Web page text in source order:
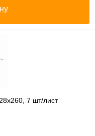
7 шт/лист